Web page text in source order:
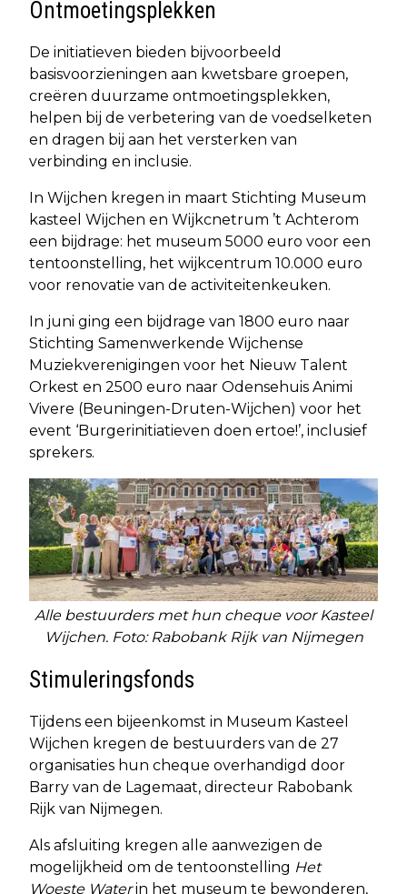
Ontmoetingsplekken
De initiatieven bieden bijvoorbeeld
basisvoorzieningen aan kwetsbare groepen,
creëren duurzame ontmoetingsplekken,
helpen bij de verbetering van de voedselketen
en dragen bij aan het versterken van
verbinding en inclusie.
In Wijchen kregen in maart Stichting Museum
kasteel Wijchen en Wijkcnetrum ’t Achterom
een bijdrage: het museum 5000 euro voor een
tentoonstelling, het wijkcentrum 10.000 euro
voor renovatie van de activiteitenkeuken.
In juni ging een bijdrage van 1800 euro naar
Stichting Samenwerkende Wijchense
Muziekverenigingen voor het Nieuw Talent
Orkest en 2500 euro naar Odensehuis Animi
Vivere (Beuningen-Druten-Wijchen) voor het
event ‘Burgerinitiatieven doen ertoe!’, inclusief
sprekers.
Alle bestuurders met hun cheque voor Kasteel
Wijchen. Foto: Rabobank Rijk van Nijmegen
Stimuleringsfonds
Tijdens een bijeenkomst in Museum Kasteel
Wijchen kregen de bestuurders van de 27
organisaties hun cheque overhandigd door
Barry van de Lagemaat, directeur Rabobank
Rijk van Nijmegen.
Als afsluiting kregen alle aanwezigen de
mogelijkheid om de tentoonstelling Het
Woeste Waterin het museum te bewonderen,